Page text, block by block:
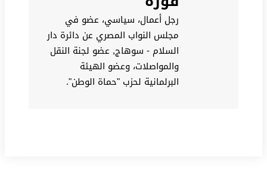
رجل أعمال، سياسي، عضو في
مجلس النواب المصري عن دائرة دار
السلام - سوهاج, عضو لجنة النقل
والمواصلات، وعضو الهيئة
البرلمانية لحزب "حماة الوطن".